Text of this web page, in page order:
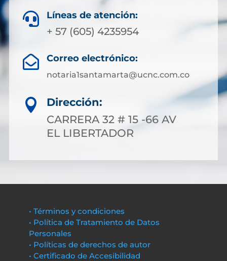
 Líneas de atención:
+ 57 (605) 4235954
 Correo electrónico:
notaria1santamarta@ucnc.com.co

Dirección:
CARRERA 32 # 15 -66 AV
EL LIBERTADOR
• Términos y condiciones
• Política de Tratamiento de Datos
Personales
• Políticas de derechos de autor
• Certificado de Accesibilidad